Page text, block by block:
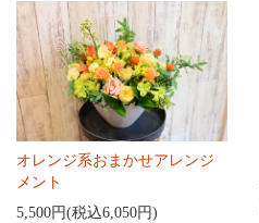
オレンジ系おまかせアレンジ
メント
5,500円(税込6,050円)